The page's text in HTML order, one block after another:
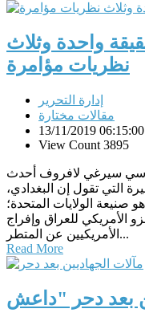
واحدة وثلاث
نظريات مؤامرة
إدارة التحرير
مقالات مختارة
View Count 3895
سيرغي لافروف أحدث
التي تقول إن البغدادي،
صنيعة الولايات المتحدة؛
الأمريكي للعراق وإفراج
الأمريكيين عن المتطر...
Read More